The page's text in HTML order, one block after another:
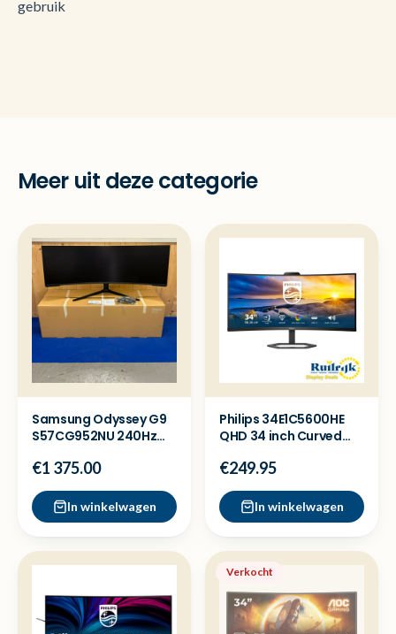
gebruik
Meer uit deze categorie
Samsung Odyssey G9
S57CG952NU 240Hz
monitor
€1 375.00
In winkelwagen
Philips 34E1C5600HE
QHD 34 inch Curved
C
€249.95
In winkelwagen
Verkocht